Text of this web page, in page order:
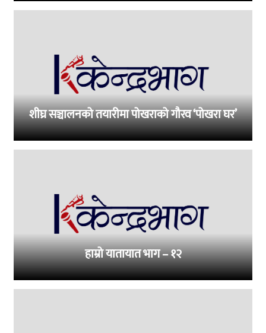
शीघ्र सञ्चालनको तयारीमा पोखराको गौरव ‘पोखरा घर’
हाम्रो यातायात भाग – १२